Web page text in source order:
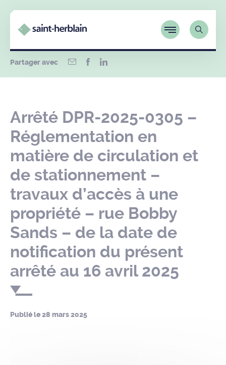
Partager avec
Arrêté DPR-2025-0305 –
Réglementation en
matière de circulation et
de stationnement –
travaux d’accès à une
propriété – rue Bobby
Sands – de la date de
notification du présent
arrêté au 16 avril 2025
Publié le28 mars 2025